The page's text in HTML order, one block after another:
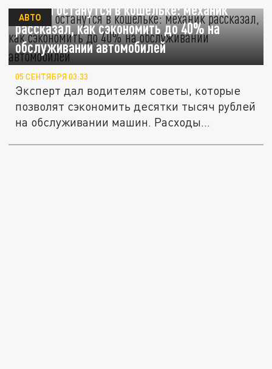
Деньги останутся в кошельке: механик
рассказал, как сэкономить до 40% на
обслуживании автомобилей
АВТО
05 СЕНТЯБРЯ 03:33
Эксперт дал водителям советы, которые
позволят сэкономить десятки тысяч рублей
на обслуживании машин. Расходы...